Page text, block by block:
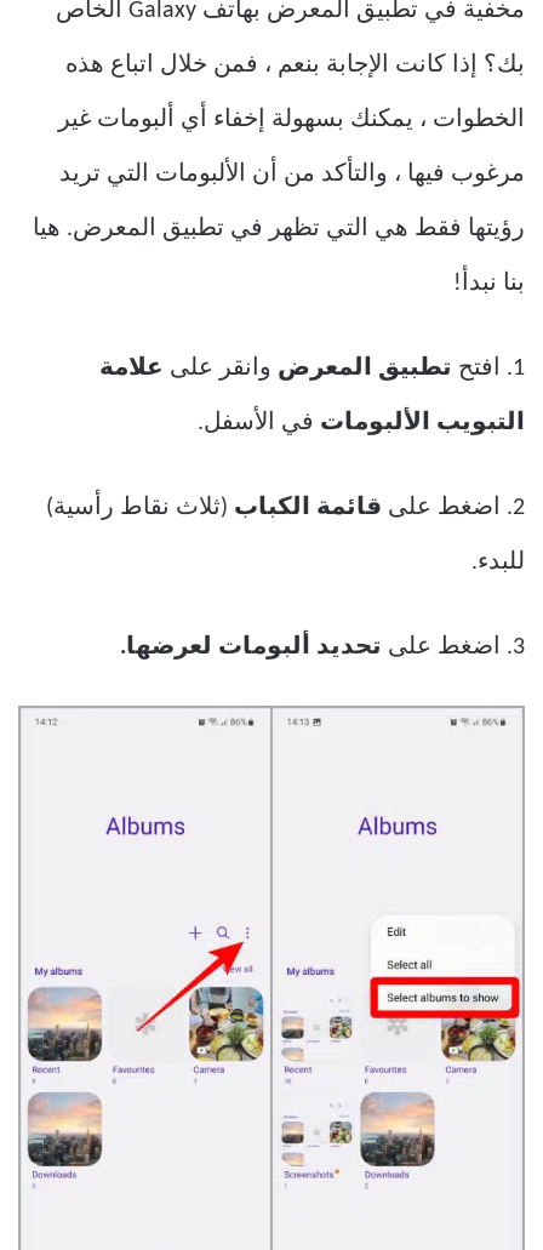
مخفية في تطبيق المعرض بهاتف Galaxy الخاص
بك؟ إذا كانت الإجابة بنعم ، فمن خلال اتباع هذه
الخطوات ، يمكنك بسهولة إخفاء أي ألبومات غير
مرغوب فيها ، والتأكد من أن الألبومات التي تريد
رؤيتها فقط هي التي تظهر في تطبيق المعرض. هيا
بنا نبدأ!
1. افتح تطبيق المعرض وانقر على علامة
التبويب الألبومات في الأسفل.
2. اضغط على قائمة الكباب (ثلاث نقاط رأسية)
للبدء.
3. اضغط على تحديد ألبومات لعرضها.